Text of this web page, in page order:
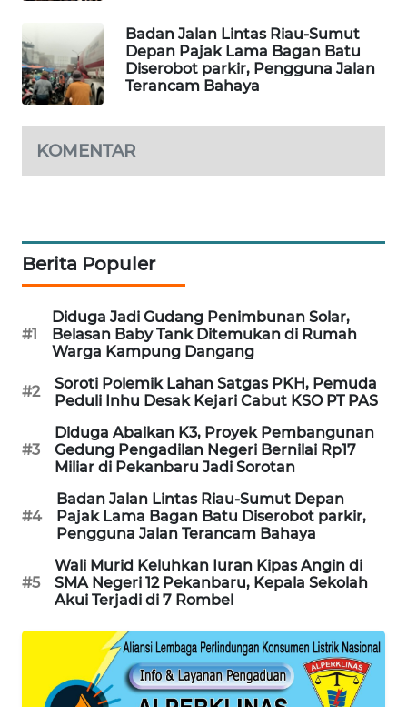
Badan Jalan Lintas Riau-Sumut
Depan Pajak Lama Bagan Batu
Diserobot parkir, Pengguna Jalan
Terancam Bahaya
KOMENTAR
Berita Populer
#1
Diduga Jadi Gudang Penimbunan Solar,
Belasan Baby Tank Ditemukan di Rumah
Warga Kampung Dangang
#2
Soroti Polemik Lahan Satgas PKH, Pemuda
Peduli Inhu Desak Kejari Cabut KSO PT PAS
#3
Diduga Abaikan K3, Proyek Pembangunan
Gedung Pengadilan Negeri Bernilai Rp17
Miliar di Pekanbaru Jadi Sorotan
#4
Badan Jalan Lintas Riau-Sumut Depan
Pajak Lama Bagan Batu Diserobot parkir,
Pengguna Jalan Terancam Bahaya
#5
Wali Murid Keluhkan Iuran Kipas Angin di
SMA Negeri 12 Pekanbaru, Kepala Sekolah
Akui Terjadi di 7 Rombel
SIBARAGAS
NEWS
METRO
SIANTAR
NEWS
NEWS
NEWS
KARING
NEWS
JURNAL
MARITIM
HUMBANG
NEWS
GARONGGANG
FISUELRI